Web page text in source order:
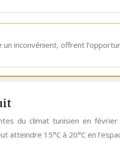
inconvénient, offrent
du climat tunisien en
15°C à 20°C en